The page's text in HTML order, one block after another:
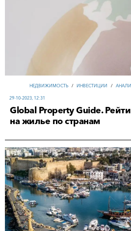
НЕДВИЖИМОСТЬ / ИНВЕСТИЦИИ /
29-10-2023, 12:31
Global Property Guide.
на жилье по странам